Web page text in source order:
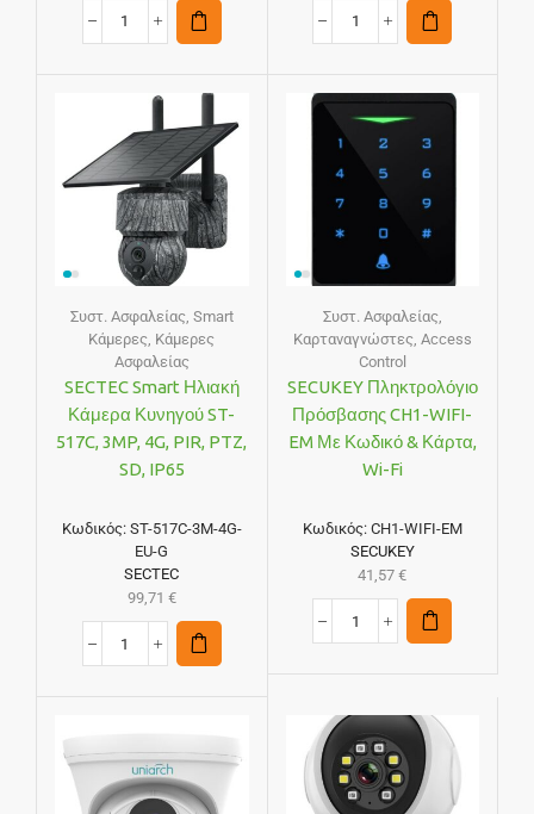
Συστ. Ασφαλείας, Smart
Κάμερες, Κάμερες
Ασφαλείας
SECTEC Smart Ηλιακή
Κάμερα Κυνηγού ST-
517C, 3MP, 4G, PIR, PTZ,
SD, IP65
Κωδικός: ST-517C-3M-4G-
EU-G
SECTEC
99,71 €
Συστ. Ασφαλείας,
Καρταναγνώστες, Access
Control
SECUKEY Πληκτρολόγιο
Πρόσβασης CH1-WIFI-
EM Με Κωδικό & Κάρτα,
Wi-Fi
Κωδικός: CH1-WIFI-EM
SECUKEY
41,57€